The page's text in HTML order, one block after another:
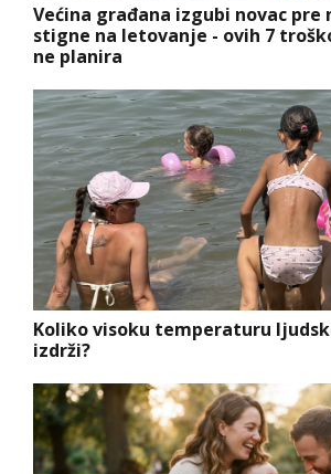
Većina građana izgubi novac pre
stigne na letovanje - ovih 7
ne planira
Koliko visoku temperaturu
izdrži?